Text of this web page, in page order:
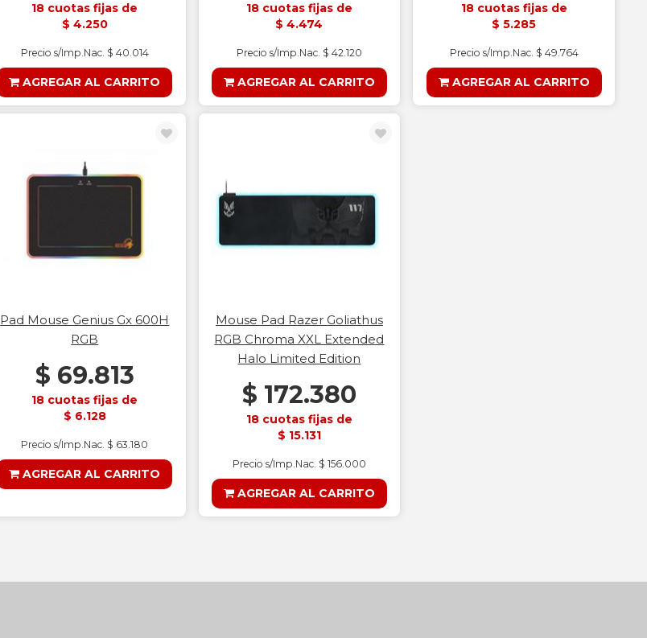
18 cuotas fijas de
$ 4.250
Precio s/Imp.Nac. $ 40.014
AGREGAR AL CARRITO
18 cuotas fijas de
$ 4.474
Precio s/Imp.Nac. $ 42.120
AGREGAR AL CARRITO
18 cuotas fijas de
$ 5.285
Precio s/Imp.Nac. $ 49.764
AGREGAR AL CARRITO
Pad Mouse Genius Gx 600H
RGB
$ 69.813
18 cuotas fijas de
$ 6.128
Precio s/Imp.Nac. $ 63.180
AGREGAR AL CARRITO
Mouse Pad Razer Goliathus
RGB Chroma XXL Extended
Halo Limited Edition
$ 172.380
18 cuotas fijas de
$ 15.131
Precio s/Imp.Nac. $ 156.000
AGREGAR AL CARRITO